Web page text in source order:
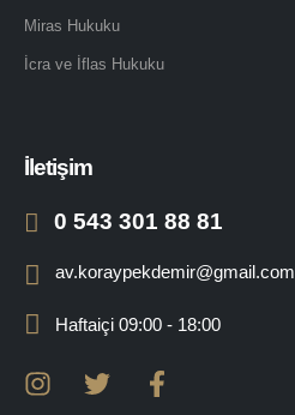
Miras Hukuku
İcra ve İflas Hukuku
İletişim
0 543 301 88 81
av.koraypekdemir@gmail.com
Haftaiçi 09:00 - 18:00